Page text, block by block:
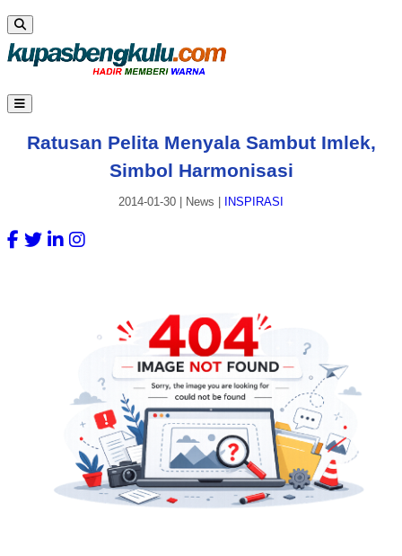
Ratusan Pelita Menyala Sambut Imlek,
Simbol Harmonisasi
2014-01-30 News INSPIRASI